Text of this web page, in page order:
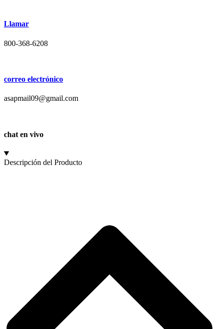
Llamar
800-368-6208
correo electrónico
asapmail09@gmail.com
chat en vivo
Descripción del Producto